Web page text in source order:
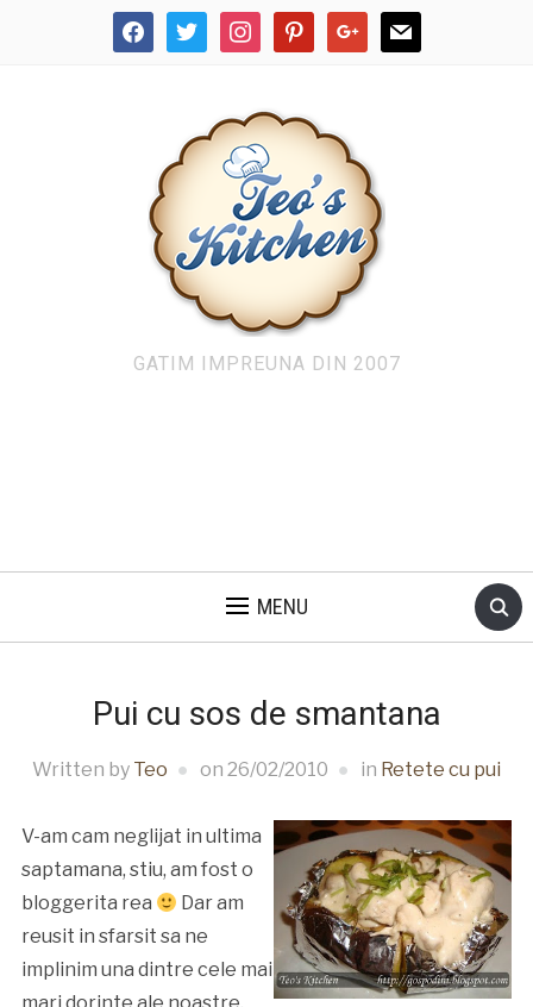
facebooktwitter instagrampinterestgoogle mail
GATIM IMPREUNA DIN 2007
MENU
Pui cu sos de smantana
Written by Teo on 26/02/2010 in Retete cu pui
V-am cam neglijat in ultima
saptamana, stiu, am fost o
bloggerita rea
Dar am
reusit in sfarsit sa ne
implinim una dintre cele mai